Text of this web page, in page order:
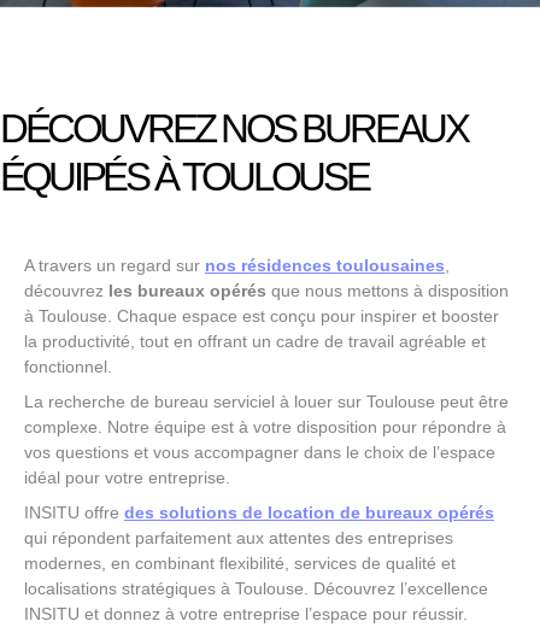
DÉCOUVREZ NOS BUREAUX
ÉQUIPÉS À TOULOUSE
A travers un regard sur nos résidences toulousaines,
découvrez les bureaux opérés que nous mettons à disposition
à Toulouse. Chaque espace est conçu pour inspirer et booster
la productivité, tout en offrant un cadre de travail agréable et
fonctionnel.
La recherche de bureau serviciel à louer sur Toulouse peut être
complexe. Notre équipe est à votre disposition pour répondre à
vos questions et vous accompagner dans le choix de l’espace
idéal pour votre entreprise.
INSITU offre des solutions de location de bureaux opérés
qui répondent parfaitement aux attentes des entreprises
modernes, en combinant flexibilité, services de qualité et
localisations stratégiques à Toulouse. Découvrez l’excellence
INSITU et donnez à votre entreprise l’espace pour réussir.